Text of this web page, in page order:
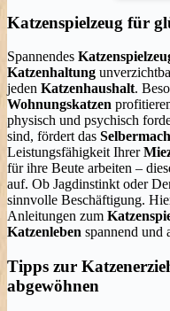
Katzenspielzeug für
Spannendes
Katzenhaltung
jeden Katzenhaushalt.
Wohnungskatzen
physisch und psychisch
sind, fördert das
Leistungsfähigkeit Ihrer
für ihre Beute arbeiten –
auf. Ob Jagdinstinkt oder
sinnvolle Beschäftigung.
Anleitungen zum
Katzenleben spannend und
Tipps zur
abgewöhnen